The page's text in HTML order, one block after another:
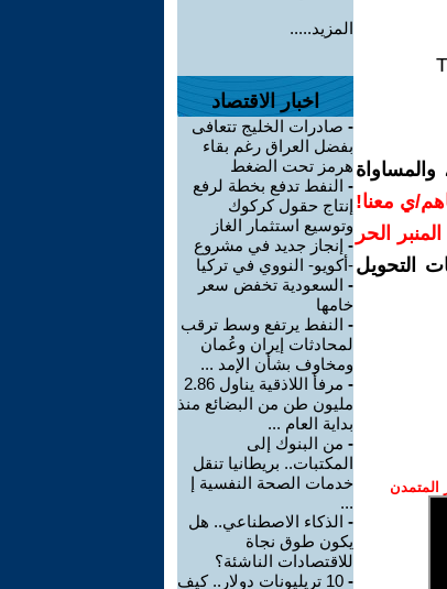
ي معنا!
الحر
التحويل
المزيد.....
اخبار الاقتصاد
- صادرات الخليج تتعافى
بفضل العراق رغم بقاء
هرمز تحت الضغط
- النفط تدفع بخطة لرفع
إنتاج حقول كركوك
وتوسيع استثمار الغاز
- إنجاز جديد في مشروع
-أكويو- النووي في تركيا
- السعودية تخفض سعر
خامها
- النفط يرتفع وسط ترقب
لمحادثات إيران وعُمان
ومخاوف بشأن الإمد ...
-
مرفأ اللاذقية يناول 2.86
مليون طن من البضائع منذ
بداية العام ...
- من البنوك إلى
المكتبات.. بريطانيا تنقل
خدمات الصحة النفسية إ
...
- الذكاء الاصطناعي.. هل
يكون طوق نجاة
للاقتصادات الناشئة؟
-
10 تريليونات دولار.. كيف